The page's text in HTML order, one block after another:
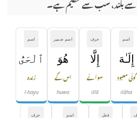
اسم
إِلَـٰهَ
کوئی معبود
ilāha
حرف
إِلَّا
سوائے
illā
اسم ضمیر
هُوَ
اس کے
huwa
اسم
ٱلْحَىُّ
زندہ
l-ḥayu
فعل اسم حرف